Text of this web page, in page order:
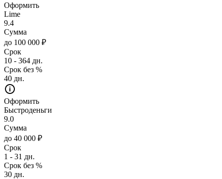
Оформить
Lime
9.4
Сумма
до 100 000 ₽
Срок
10 - 364 дн.
Срок без %
40 дн.
Оформить
Быстроденьги
9.0
Сумма
до 40 000 ₽
Срок
1 - 31 дн.
Срок без %
30 дн.